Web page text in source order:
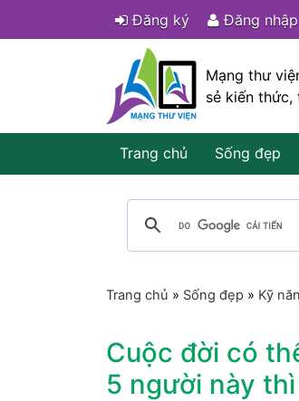
Đăng ký Đăng nhập
Mạng thư
sẻ kiến thức,
Trang chủ Sống đẹp
Trang chủ » Sống đẹp » Kỹ
Cuộc đời có
5 người này